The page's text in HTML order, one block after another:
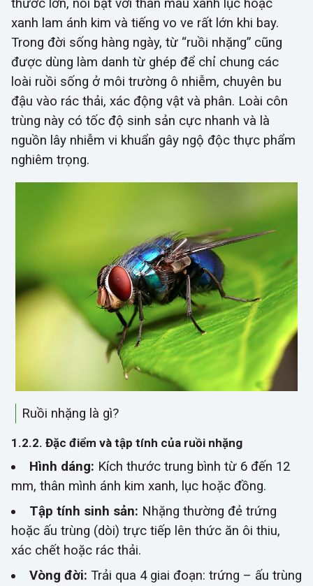
thước lớn, nổi bật với thân màu xanh lục hoặc
xanh lam ánh kim và tiếng vo ve rất lớn khi bay.
Trong đời sống hàng ngày, từ “ruồi nhặng” cũng
được dùng làm danh từ ghép để chỉ chung các
loài ruồi sống ở môi trường ô nhiễm, chuyên bu
đậu vào rác thải, xác động vật và phân. Loài côn
trùng này có tốc độ sinh sản cực nhanh và là
nguồn lây nhiễm vi khuẩn gây ngộ độc thực phẩm
nghiêm trọng.
Ruồi nhặng là gì?
1.2.2. Đặc điểm và tập tính của ruồi nhặng
Hình dáng: Kích thước trung bình từ 6 đến 12
mm, thân mình ánh kim xanh, lục hoặc đồng.
Tập tính sinh sản: Nhặng thường đẻ trứng
hoặc ấu trùng (dòi) trực tiếp lên thức ăn ôi thiu,
xác chết hoặc rác thải.
Vòng đời: Trải qua 4 giai đoạn: trứng – ấu trùng